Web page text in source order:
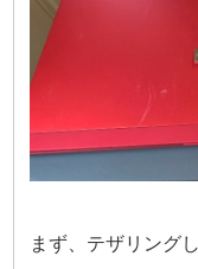
まず、テザリング